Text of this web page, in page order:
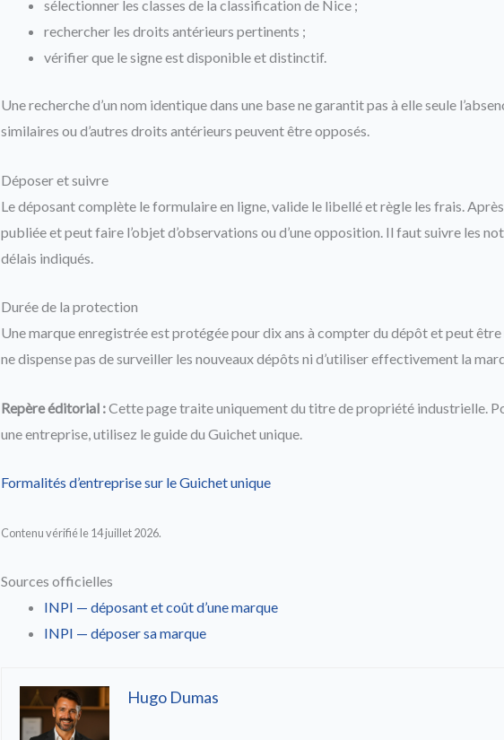
sélectionner les classes de la classification de Nice ;
rechercher les droits antérieurs pertinents ;
vérifier que le signe est disponible et distinctif.
Une recherche d’un nom identique dans une base ne garantit pas à elle seule
similaires ou d’autres droits antérieurs peuvent être opposés.
Déposer et suivre
Le déposant complète le formulaire en ligne, valide le libellé et règle les frais.
publiée et peut faire l’objet d’observations ou d’une opposition. Il faut suivre les
délais indiqués.
Durée de la protection
Une marque enregistrée est protégée pour dix ans à compter du dépôt et peut être
ne dispense pas de surveiller les nouveaux dépôts ni d’utiliser effectivement la
Repère éditorial :Cette page traite uniquement du titre de propriété industrielle.
une entreprise, utilisez le guide du Guichet unique.
Formalités d’entreprise sur le Guichet unique
Contenu vérifié le 14 juillet 2026.
Sources officielles
INPI — déposant et coût d’une marque
INPI — déposer sa marque
Hugo Dumas